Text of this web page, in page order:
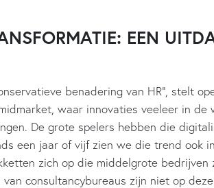
EEN
benadering van HR”, stelt
waar innovaties veeleer in de
De grote spelers hebben die
een jaar of vijf zien we die trend ook
zich op die middelgrote bedrijven
consultancybureaus zijn niet op